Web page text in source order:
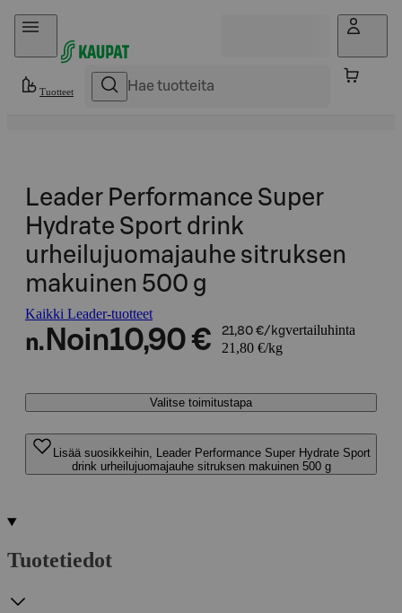
Hyppää sisältöön
Tuotteet
Leader Performance Super
Hydrate Sport drink
urheilujuomajauhe sitruksen
makuinen 500 g
Kaikki Leader-tuotteet
n. Noin10,90 € 21,80 €/kgvertailuhinta
21,80 €/kg
Valitse toimitustapa
Lisää suosikkeihin, Leader Performance Super Hydrate Sport
drink urheilujuomajauhe sitruksen makuinen 500 g
Tuotetiedot